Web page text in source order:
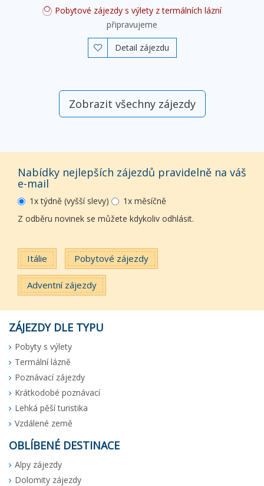
Pobytové zájezdy s výlety z termálních lázní
připravujeme
 Detail zájezdu
Zobrazit všechny zájezdy
Nabídky nejlepších zájezdů pravidelně na váš
e-mail
1x týdně (vyšší slevy)
1x měsíčně
Z odběru novinek se můžete kdykoliv odhlásit.
Itálie Pobytové zájezdy
Adventní zájezdy
ZÁJEZDY DLE TYPU
Pobyty s výlety
Termální lázně
Poznávací zájezdy
Krátkodobé poznávací
Lehká pěší turistika
Vzdálené země
OBLÍBENÉ DESTINACE
Alpy zájezdy
Dolomity zájezdy